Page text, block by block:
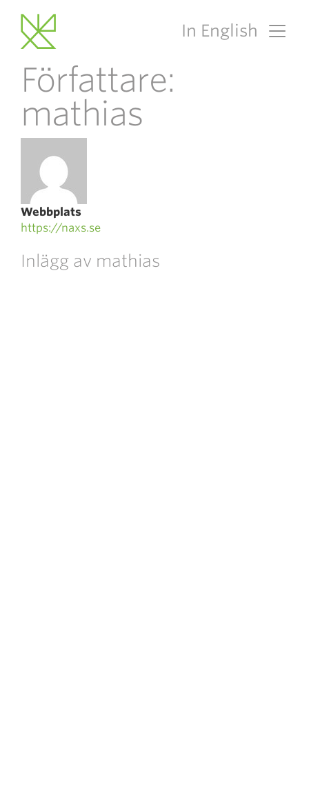
Main Navigation
In English
Författare:
mathias
Webbplats
https://naxs.se
Inlägg av mathias